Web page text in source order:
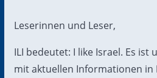
Leserinnen und Leser,
ILI bedeutet: I like Israel. Es ist
mit aktuellen Informationen in